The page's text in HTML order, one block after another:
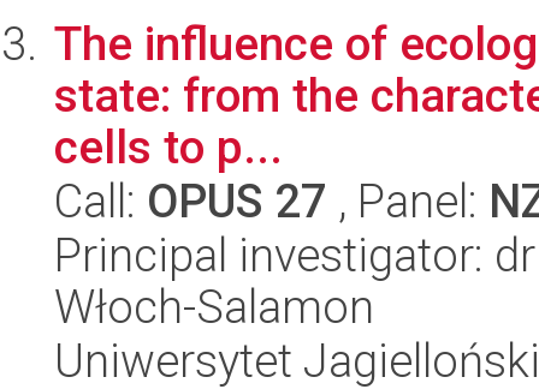
The influence of
state: from the
cells to p...
Call: OPUS 27 , Panel:
Principal investigator:
Włoch-Salamon
Uniwersytet Jagielloński